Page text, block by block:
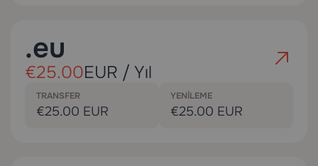
.eu
€25.00EUR / Yıl
TRANSFER
€25.00 EUR
YENILEME
€25.00 EUR